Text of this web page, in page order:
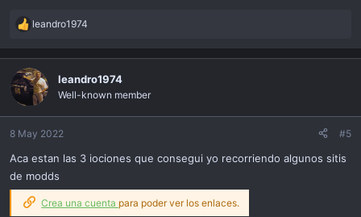
R
a
c
t
i
o
n
:
leandro1974
leandro1974
Well-known member
8 May 2022 #5
Aca estan las 3 iociones que consegui yo recorriendo algunos sitis
de modds
Crea una cuenta para poder ver los enlaces.